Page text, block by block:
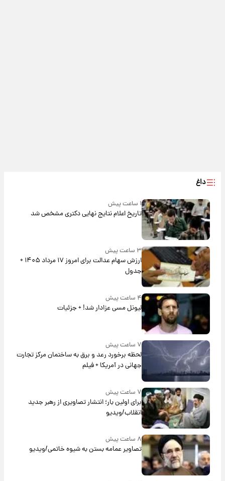
داغ
۱ ساعت پیش
تاریخ اعلام نتایج نهایی دکتری مشخص شد
۳ ساعت پیش
ارزش سهام عدالت برای امروز ۱۷ مرداد ۱۴۰۵ +
جدول
۴ ساعت پیش
لیونل مسی عزادار شد! + جزئیات
۷ ساعت پیش
لحظه برخورد رعد و برق به ساختمان مرکز تجارت
جهانی در آمریکا + فیلم
۷ ساعت پیش
برای اولین بار؛ انتشار تصاویری از رهبر جدید
انقلاب/ویدیو
۸ ساعت پیش
تصاویر عمامه بستن به شیوه خاتمی/ویدیو